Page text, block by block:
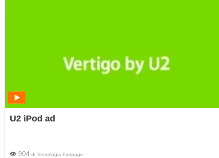
U2 iPod ad
904 di Tecnologia Fanpage